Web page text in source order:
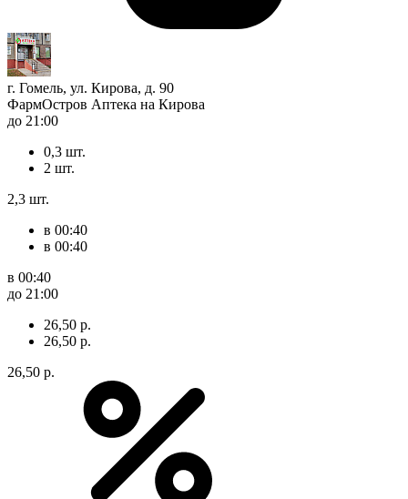
г. Гомель, ул. Кирова, д. 90
ФармОстров Аптека на Кирова
до 21:00
0,3 шт.
2 шт.
2,3 шт.
в 00:40
в 00:40
в 00:40
до 21:00
26,50 р.
26,50 р.
26,50 р.